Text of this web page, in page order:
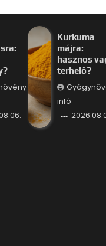
Kurkuma
májra:
hasznos
terhelő?
infó